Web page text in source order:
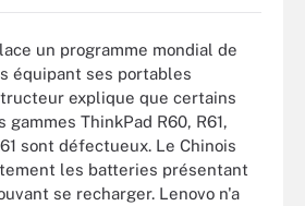
un programme mondial de
équipant ses portables
explique que certains
gammes ThinkPad R60, R61,
sont défectueux. Le Chinois
les batteries présentant
se recharger. Lenovo n'a